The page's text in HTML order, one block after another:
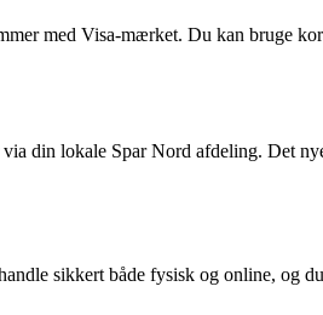
med Visa-mærket. Du kan bruge
din lokale Spar Nord afdeling. Det
sikkert både fysisk og online, og